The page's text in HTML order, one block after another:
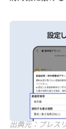
出典元：プレス